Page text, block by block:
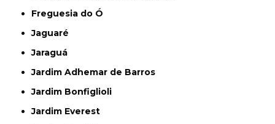
Freguesia do Ó
Jaguaré
Jaraguá
Jardim Adhemar de Barros
Jardim Bonfiglioli
Jardim Everest